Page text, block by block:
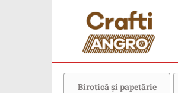
Birotică şi papetărie